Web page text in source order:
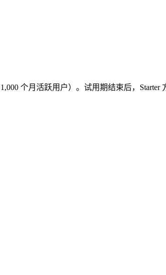
个月活跃用户）。试用期结束后，Starter